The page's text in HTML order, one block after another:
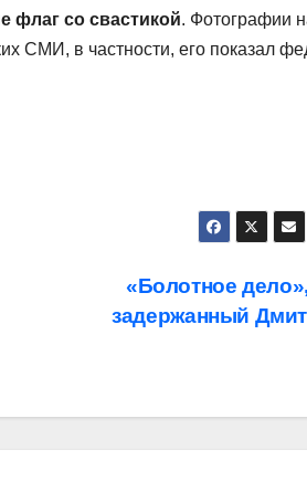
флаг со свастикой. Фотографии
СМИ, в частности, его показал
«Болотное
задержанный